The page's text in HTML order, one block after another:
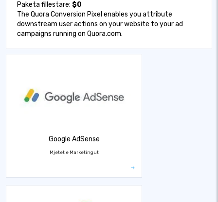
Paketa fillestare: $0
The Quora Conversion Pixel enables you attribute
downstream user actions on your website to your ad
campaigns running on Quora.com.
Google AdSense
Mjetet e Marketingut